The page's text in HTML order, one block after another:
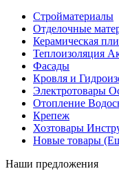
Стройматериалы
Отделочные
Керамическая
Теплоизоляция
Фасады
Кровля и
Электротовары
Отопление
Крепеж
Хозтовары
Новые товары
Наши предложения